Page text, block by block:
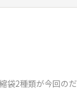
袋2種類が今回のだ